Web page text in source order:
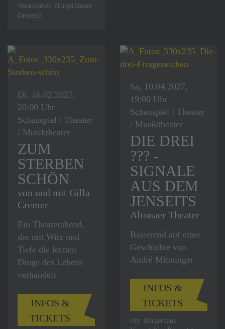
Veranstalter: Bürgerhäuser
Dreieich
Di, 16.02.2027,
20:00 Uhr
Schauspiel / Theater
/ Musiktheater
ZUM
STERBEN
SCHÖN
von und mit Gilla
Cremer
Ein Theaterabend,
der mit Witz und
Tiefe die letzten
Dinge des Lebens
verhandelt.
INFOS &
TICKETS
Sa, 10.04.2027,
19:00 Uhr
Schauspiel / Theater
/ Musiktheater
DIE DREI
??? -
SIGNALE
AUS DEM
JENSEITS
Altonaer Theater
Basierend auf einer
Geschichte von
André Minninger
INFOS &
TICKETS
Ort: Bürgerhaus